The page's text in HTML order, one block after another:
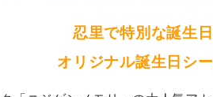
忍里で特別な誕生
オリジナル誕生日シ